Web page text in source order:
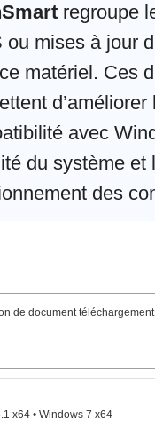
regroupe
ou mises à jour
matériel. Ces
d’améliorer
avec
du système et
des
de document
x64 • Windows 7 x64